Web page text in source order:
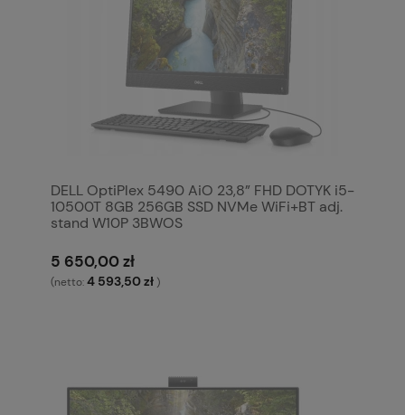
DELL OptiPlex 5490 AiO 23,8” FHD DOTYK i5-
10500T 8GB 256GB SSD NVMe WiFi+BT adj.
stand W10P 3BWOS
5 650,00 zł
(netto:4 593,50 zł )